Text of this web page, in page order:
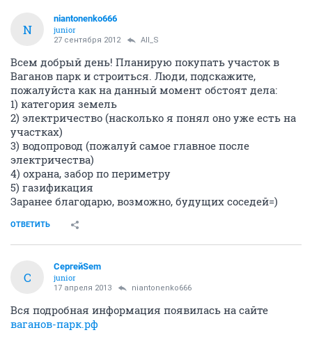
N
niantonenko666
junior
27 сентября 2012 All_S
Всем добрый день! Планирую покупать участок в
Ваганов парк и строиться. Люди, подскажите,
пожалуйста как на данный момент обстоят дела:
1) категория земель
2) электричество (насколько я понял оно уже есть на
участках)
3) водопровод (пожалуй самое главное после
электричества)
4) охрана, забор по периметру
5) газификация
Заранее благодарю, возможно, будущих соседей=)
ОТВЕТИТЬ
С
СергейSem
junior
17 апреля 2013 niantonenko666
Вся подробная информация появилась на сайте
ваганов-парк.рф